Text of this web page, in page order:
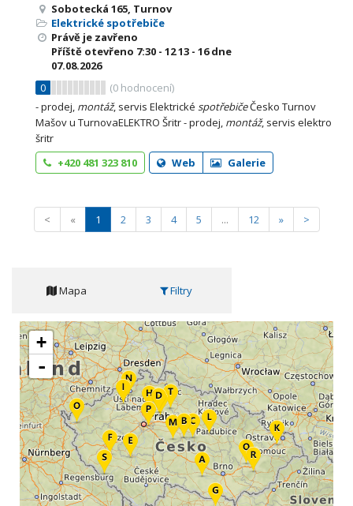
Sobotecká 165, Turnov
Elektrické spotřebiče
Právě je zavřeno
Příště otevřeno 7:30 - 1213 - 16dne
07.08.2026
0
(0 hodnocení)
- prodej, montáž, servis Elektrické spotřebičeČesko Turnov
Mašov u TurnovaELEKTRO Šritr - prodej, montáž, servis elektro
šritr
+420 481 323 810
Web Galerie
< « 1 2 3 4 5 ... 12 » >
Mapa Filtry
+
-